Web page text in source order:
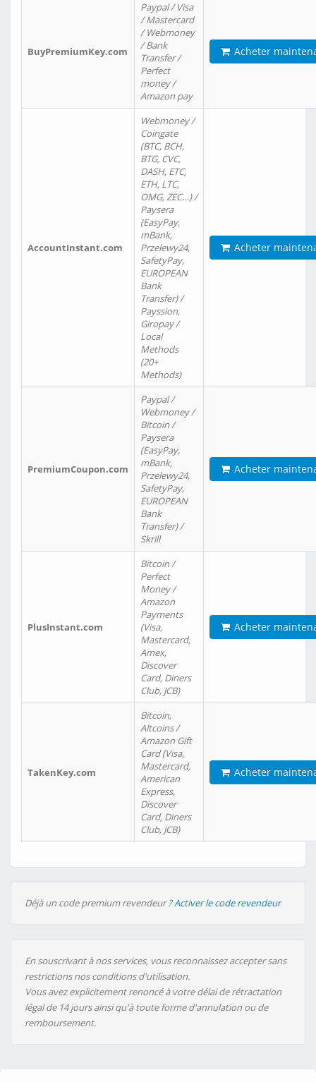
BuyPremiumKey.com
Paypal / Visa
/ Mastercard
/ Webmoney
/ Bank
Transfer /
Perfect
money /
Amazon pay
Acheter
AccountInstant.com
Webmoney /
Coingate
(BTC, BCH,
BTG, CVC,
DASH, ETC,
ETH, LTC,
OMG, ZEC…) /
Paysera
(EasyPay,
mBank,
Przelewy24,
SafetyPay,
EUROPEAN
Bank
Transfer) /
Payssion,
Giropay /
Local
Methods
(20+
Methods)
Acheter
PremiumCoupon.com
Paypal /
Webmoney /
Bitcoin /
Paysera
(EasyPay,
mBank,
Przelewy24,
SafetyPay,
EUROPEAN
Bank
Transfer) /
Skrill
Acheter
PlusInstant.com
Bitcoin /
Perfect
Money /
Amazon
Payments
(Visa,
Mastercard,
Amex,
Discover
Card, Diners
Club, JCB)
Acheter
TakenKey.com
Bitcoin,
Altcoins /
Amazon Gift
Card (Visa,
Mastercard,
American
Express,
Discover
Card, Diners
Club, JCB)
Acheter
Déjà un code premium revendeur ?Activer le code revendeur
En souscrivant à nos services, vous reconnaissez accepter sans
restrictions nos conditions d'utilisation.
Vous avez explicitement renoncé à votre délai de rétractation
légal de 14 jours ainsi qu'à toute forme d'annulation ou de
remboursement.